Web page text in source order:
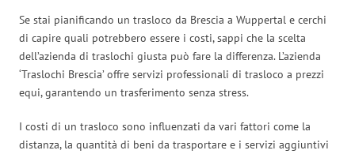
Se stai pianificando un trasloco da Brescia a Wuppertal e cerchi
di capire quali potrebbero essere i costi, sappi che la scelta
dell’azienda di traslochi giusta può fare la differenza. L’azienda
‘Traslochi Brescia’ offre servizi professionali di trasloco a prezzi
equi, garantendo un trasferimento senza stress.
I costi di un trasloco sono influenzati da vari fattori come la
distanza, la quantità di beni da trasportare e i servizi aggiuntivi